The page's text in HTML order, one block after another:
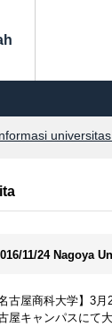
11/24 Nagoya
名古屋商科大学】3
屋キャンパスにて